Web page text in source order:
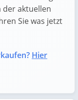
der aktuellen
Sie was jetzt
Hier